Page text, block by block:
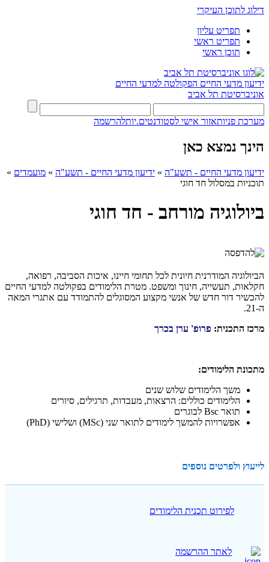
דילוג לתוכן העיקרי
תפריט עליון
תפריט ראשי
תוכן ראשי
ידיעון מדעי החיים הפקולטה למדעי החיים
אוניברסיטת תל אביב
מערכת פניותאזור אישי לסטודנטים.יותלהרשמה
הינך נמצא כאן
ידיעון מדעי החיים - תשע"ה » ידיעון מדעי החיים - תשע"ה » מועמדים »
תוכניות במסלול חד חוגי
ביולוגיה מורחב - חד חוגי
הביולוגיה המודרנית חיונית לכל תחומי חיינו, איכות הסביבה, רפואה,
חקלאות, תעשייה, חינוך ומשפט. מטרת הלימודים בפקולטה למדעי החיים
להכשיר דור חדש של אנשי מקצוע המסוגלים להתמודד עם אתגרי המאה
ה-21.
מרכז התכנית: פרופ' ערן בכרך
מתכונת הלימודים:
משך הלימודים שלוש שנים
הלימודים כוללים: הרצאות, מעבדות, תרגילים, סיורים
תואר Bsc לבוגרים
אפשרויות להמשך לימודים לתואר שני (MSc) ושלישי (PhD)
לייעוץ ולפרטים נוספים
לפירוט תכנית הלימודים
לאתר ההרשמה